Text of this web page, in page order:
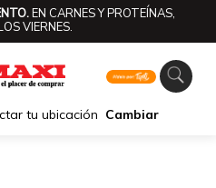
EN CARNES Y PROTEÍNAS,
VIERNES.
tu ubicación Cambiar